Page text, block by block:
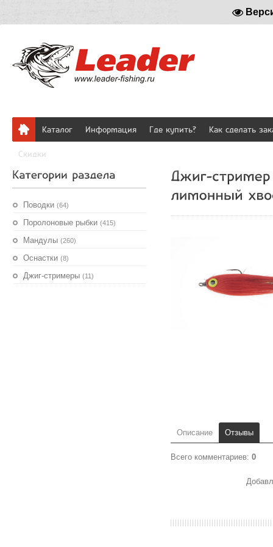
Каталог Информация Где купить? Как сделать
Скидки
Поводки (64)
Поролоновые рыбки (415)
Мандулы (260)
Оснастки (8)
Джиг-стримеры (11)
Описание Отзывы
Всего комментариев: 0